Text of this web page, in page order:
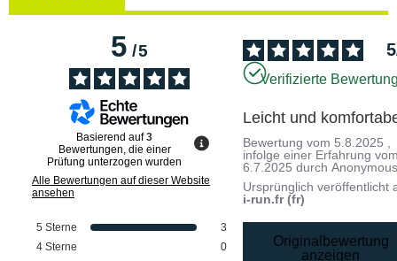
5/5
Basierend auf3
Bewertungen, die einer
Prüfung unterzogen wurden
Alle Bewertungen auf dieser Website
ansehen
5 Sterne
3
4 Sterne
0
5
Verifizierte
Leicht und
Bewertung vom 5.8.2025
infolge einer Erfahrung
6.7.2025 durch
Ursprünglich veröffentlicht
i-run.fr (fr)
Originalbewertung
anzeigen